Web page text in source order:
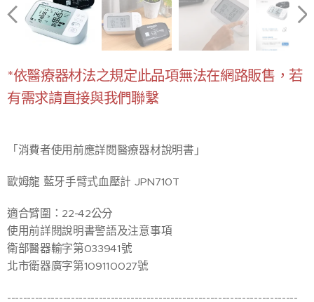
*依醫療器材法之規定此品項無法在網路販售，若
有需求請直接與我們聯繫
「消費者使用前應詳閱醫療器材說明書」
歐姆龍 藍牙手臂式血壓計 JPN710T
適合臂圍：22-42公分
使用前詳閱說明書警語及注意事項
衛部醫器輸字第033941號
北市衛器廣字第109110027號
-------------------------------------------------------------------------